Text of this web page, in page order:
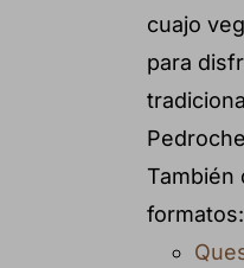
cuajo
para
También
formatos: